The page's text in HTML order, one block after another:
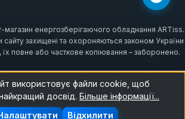
5 мм. Для моделей Ariston з
розпалюванням краще
оригінальний кабель
екранування від
завад.
магазин енергозберігаючого обладнання ARTiss.
сайту захищені та охороняються законом України
повне або часткове копіювання – заборонено.
використовує файли cookie, щоб
досвід. Більше інформації...
Відхилити